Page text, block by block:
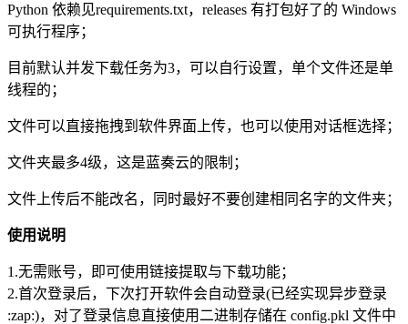
Python 依赖见requirements.txt，releases 有打包好了的 Windows
可执行程序；
目前默认并发下载任务为3，可以自行设置，单个文件还是单
线程的；
文件可以直接拖拽到软件界面上传，也可以使用对话框选择；
文件夹最多4级，这是蓝奏云的限制；
文件上传后不能改名，同时最好不要创建相同名字的文件夹；
使用说明
1.无需账号，即可使用链接提取与下载功能；
2.首次登录后，下次打开软件会自动登录(已经实现异步登录
:zap:)，对了登录信息直接使用二进制存储在 config.pkl 文件中